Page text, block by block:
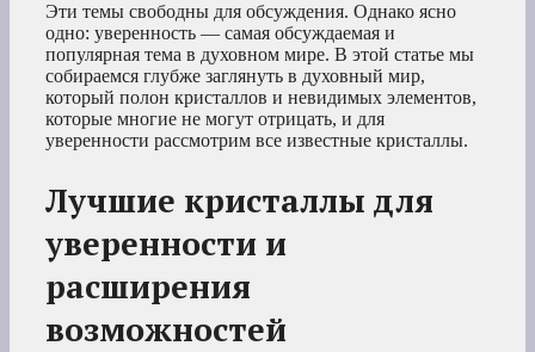
Эти темы свободны для обсуждения. Однако ясно
одно: уверенность — самая обсуждаемая и
популярная тема в духовном мире. В этой статье мы
собираемся глубже заглянуть в духовный мир,
который полон кристаллов и невидимых элементов,
которые многие не могут отрицать, и для
уверенности рассмотрим все известные кристаллы.
Лучшие кристаллы для
уверенности и
расширения
возможностей